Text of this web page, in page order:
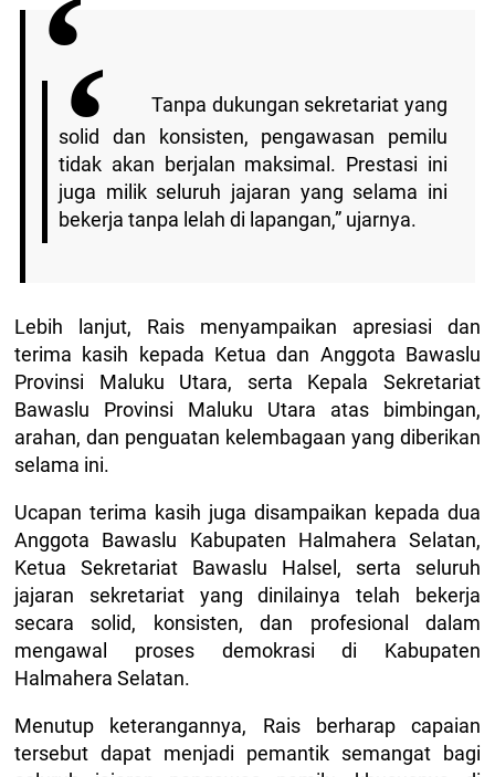
Tanpa dukungan sekretariat yang
solid dan konsisten, pengawasan pemilu
tidak akan berjalan maksimal. Prestasi ini
juga milik seluruh jajaran yang selama ini
bekerja tanpa lelah di lapangan,” ujarnya.
Lebih lanjut, Rais menyampaikan apresiasi dan
terima kasih kepada Ketua dan Anggota Bawaslu
Provinsi Maluku Utara, serta Kepala Sekretariat
Bawaslu Provinsi Maluku Utara atas bimbingan,
arahan, dan penguatan kelembagaan yang diberikan
selama ini.
Ucapan terima kasih juga disampaikan kepada dua
Anggota Bawaslu Kabupaten Halmahera Selatan,
Ketua Sekretariat Bawaslu Halsel, serta seluruh
jajaran sekretariat yang dinilainya telah bekerja
secara solid, konsisten, dan profesional dalam
mengawal proses demokrasi di Kabupaten
Halmahera Selatan.
Menutup keterangannya, Rais berharap capaian
tersebut dapat menjadi pemantik semangat bagi